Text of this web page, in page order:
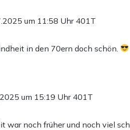
um 11:58 Uhr 401T
in den 70ern doch schön.
um 15:19 Uhr 401T
war noch früher und noch viel